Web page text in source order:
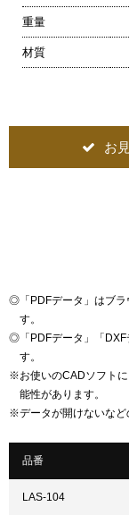
重量
材質
お
◎ 「PDFデータ」はブ
す。
◎ 「PDFデータ」「
す。
※お使いのCADソフト
能性があります。
※データが開けないなど
品番
LAS-104